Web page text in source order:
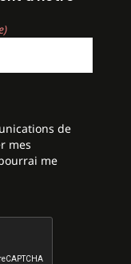
de
mes
me